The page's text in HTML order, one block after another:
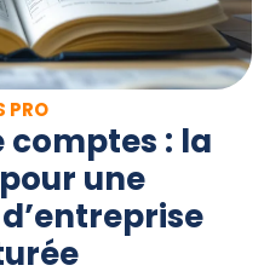
PRO
comptes : la
une